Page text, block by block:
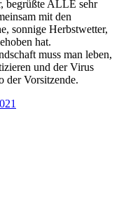
begrüßte ALLE sehr
mit den
sonnige Herbstwetter,
hat.
muss man leben,
und der Virus
der Vorsitzende.